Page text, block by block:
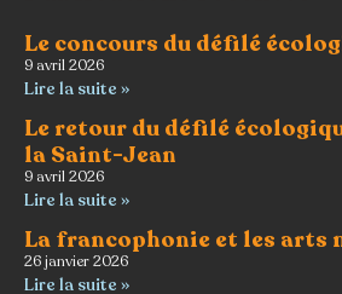
Le concours du défilé
9 avril 2026
Lire la suite »
Le retour du défilé
la Saint-Jean
9 avril 2026
Lire la suite »
La francophonie et les arts
26 janvier 2026
Lire la suite »